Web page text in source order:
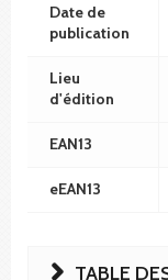
Date de
publication
Lieu
d'édition
EAN13
eEAN13
TABLE